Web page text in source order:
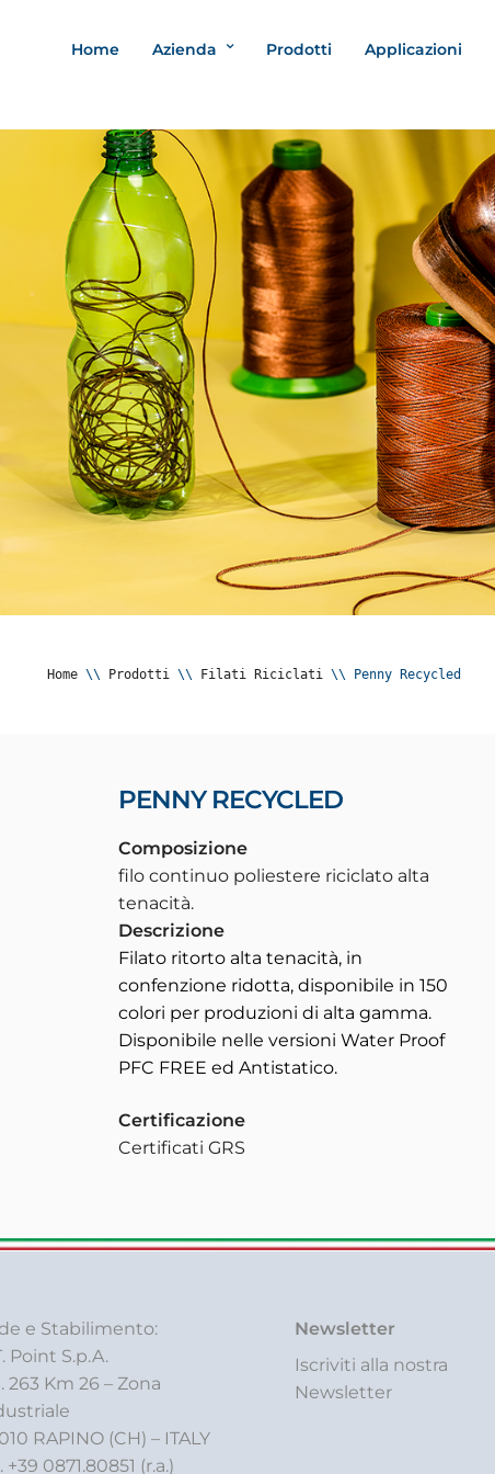
Home Azienda Prodotti Applicazioni
Home \\ Prodotti \\ Filati Riciclati \\ Penny Recycled
PENNY RECYCLED
Composizione
filo continuo poliestere riciclato alta
tenacità.
Descrizione
Filato ritorto alta tenacità, in
confenzione ridotta, disponibile in 150
colori per produzioni di alta gamma.
Disponibile nelle versioni Water Proof
PFC FREE ed Antistatico.
Certificazione
Certificati GRS
e Stabilimento:
Point S.p.A.
263 Km 26 – Zona
RAPINO (CH) – ITALY
+39 0871.80851 (r.a.)
Newsletter
Iscriviti alla nostra
Newsletter